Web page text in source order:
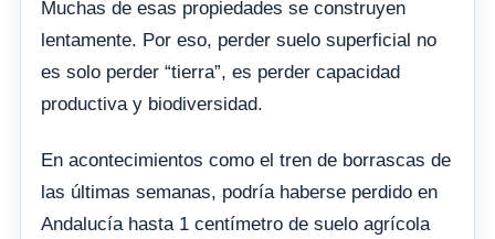
Muchas de esas propiedades se construyen
lentamente. Por eso, perder suelo superficial no
es solo perder “tierra”, es perder capacidad
productiva y biodiversidad.
En acontecimientos como el tren de borrascas de
las últimas semanas, podría haberse perdido en
Andalucía hasta 1 centímetro de suelo agrícola